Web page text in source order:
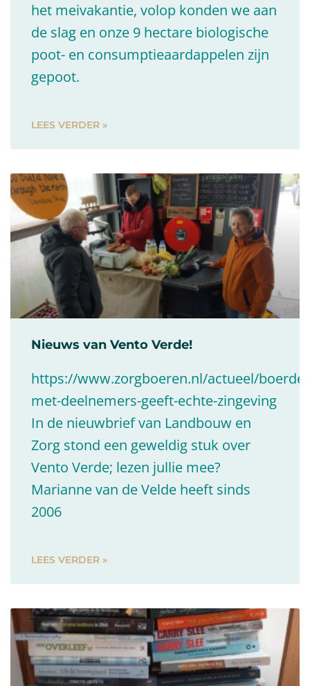
het meivakantie, volop konden we aan
de slag en onze 9 hectare biologische
poot- en consumptieaardappelen zijn
gepoot.
LEES VERDER »
Nieuws van Vento Verde!
https://www.zorgboeren.nl/actueel/
met-deelnemers-geeft-echte-zingeving
In de nieuwbrief van Landbouw en
Zorg stond een geweldig stuk over
Vento Verde; lezen jullie mee?
Marianne van de Velde heeft sinds
2006
LEES VERDER »